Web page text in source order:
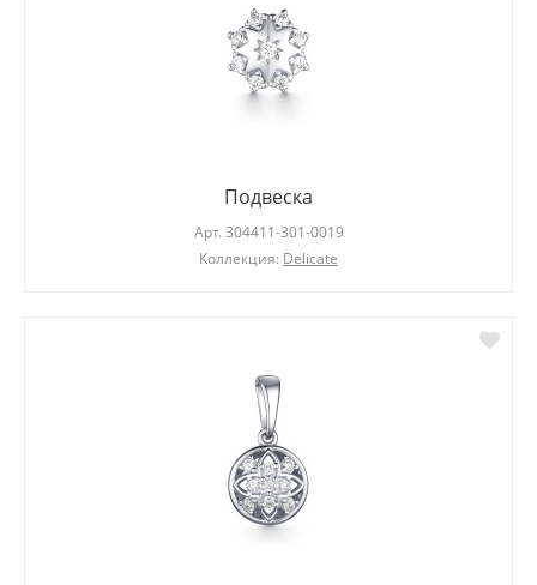
Подвеска
Арт. 304411-301-0019
Коллекция: Delicate